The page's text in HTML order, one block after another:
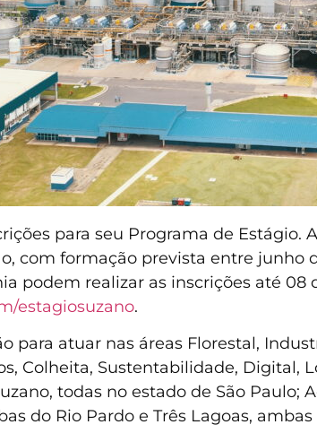
para seu Programa de
com formação prevista entre junho
podem realizar as inscrições até 08
estagiosuzano.
para atuar nas áreas Florestal,
Colheita, Sustentabilidade, Digital,
todas no estado de São
do Rio Pardo e Três Lagoas,